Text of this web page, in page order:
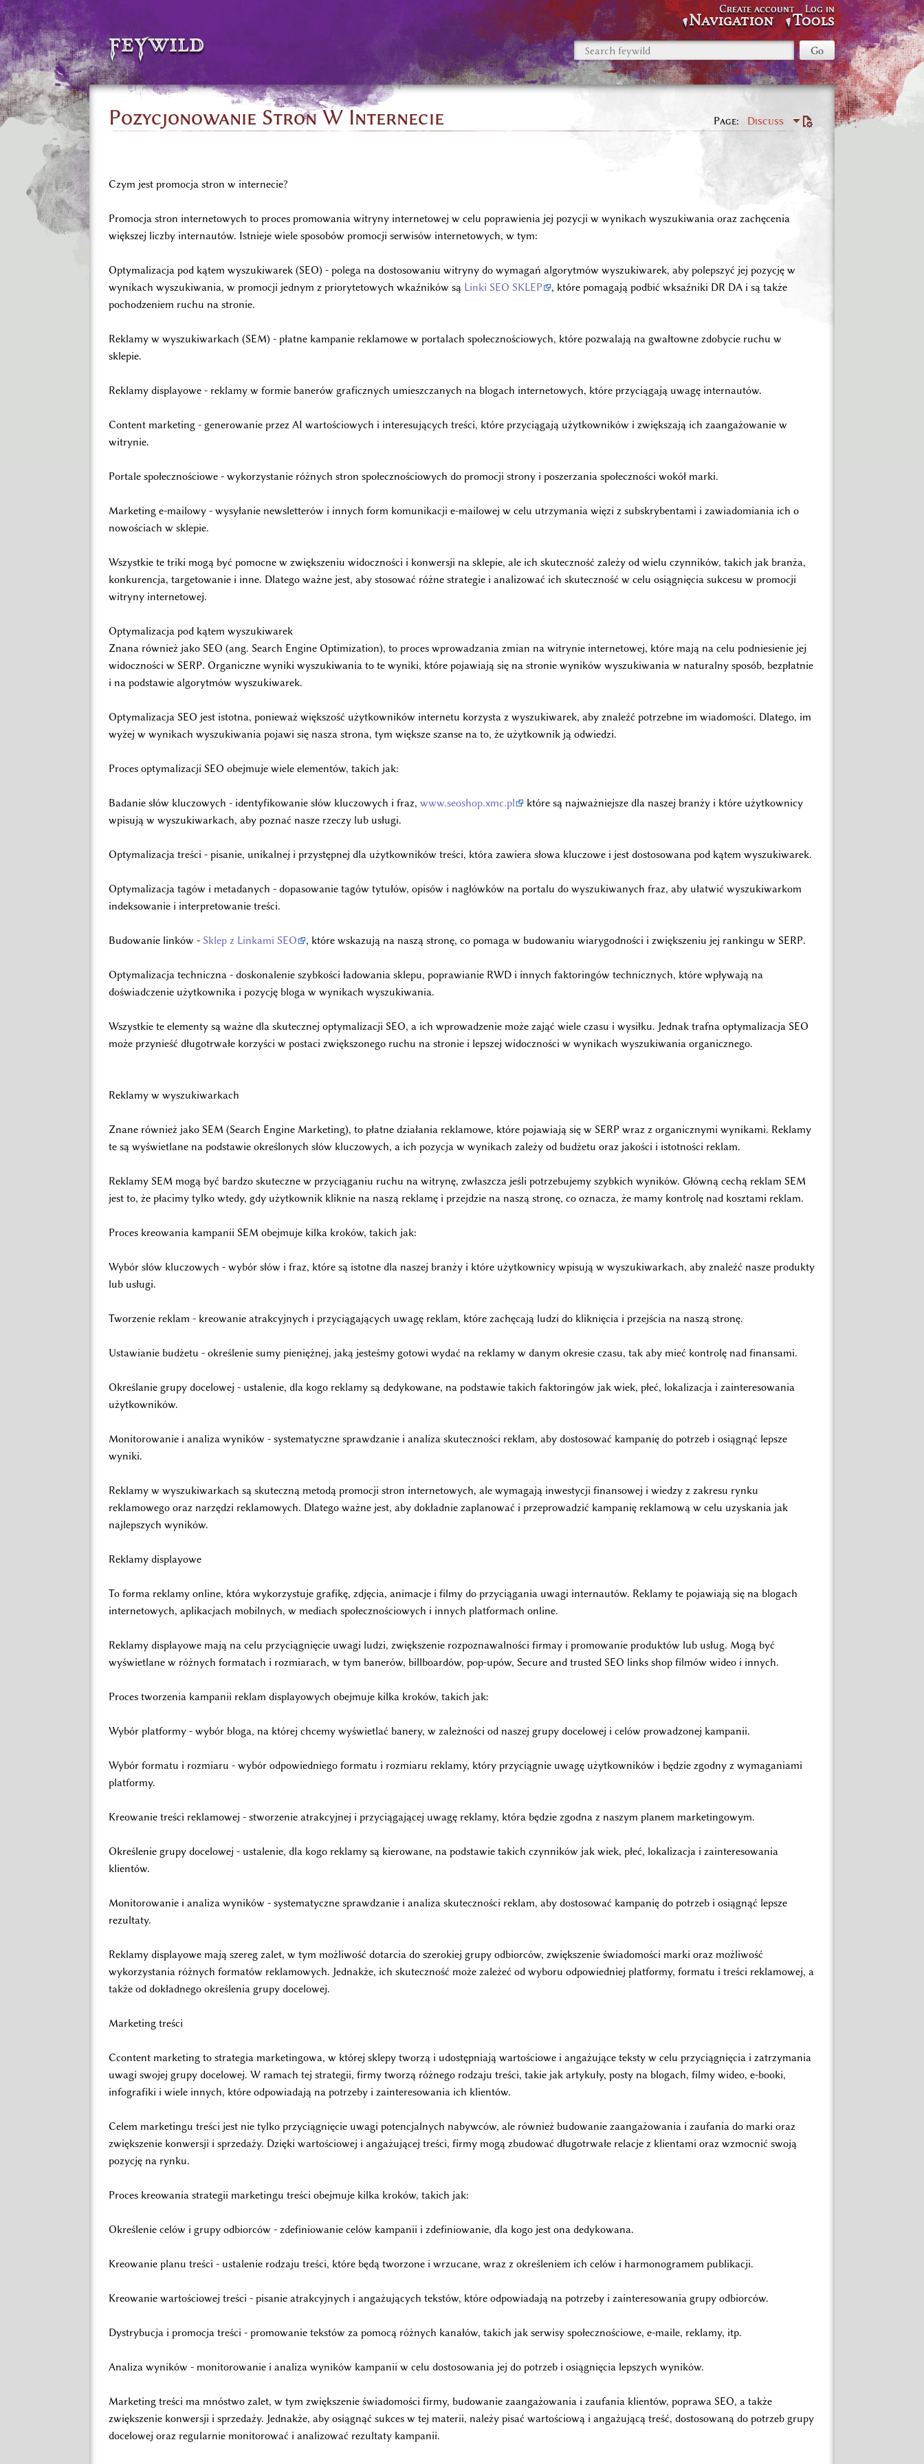
feywild
Navigation Tools
Create account Log in
Page Discuss
Pozycjonowanie Stron W Internecie
Czym jest promocja stron w internecie?
Promocja stron internetowych to proces promowania witryny internetowej w celu poprawienia jej pozycji w wynikach wyszukiwania oraz zachęcenia
większej liczby internautów. Istnieje wiele sposobów promocji serwisów internetowych, w tym:
Optymalizacja pod kątem wyszukiwarek (SEO) - polega na dostosowaniu witryny do wymagań algorytmów wyszukiwarek, aby polepszyć jej pozycję w
wynikach wyszukiwania, w promocji jednym z priorytetowych wkaźników są Linki SEO SKLEP
, które pomagają podbić wksaźniki DR DA i są także
pochodzeniem ruchu na stronie.
Reklamy w wyszukiwarkach (SEM) - płatne kampanie reklamowe w portalach społecznościowych, które pozwalają na gwałtowne zdobycie ruchu w
sklepie.
Reklamy displayowe - reklamy w formie banerów graficznych umieszczanych na blogach internetowych, które przyciągają uwagę internautów.
Content marketing - generowanie przez AI wartościowych i interesujących treści, które przyciągają użytkowników i zwiększają ich zaangażowanie w
witrynie.
Portale społecznościowe - wykorzystanie różnych stron społecznościowych do promocji strony i poszerzania społeczności wokół marki.
Marketing e-mailowy - wysyłanie newsletterów i innych form komunikacji e-mailowej w celu utrzymania więzi z subskrybentami i zawiadomiania ich o
nowościach w sklepie.
Wszystkie te triki mogą być pomocne w zwiększeniu widoczności i konwersji na sklepie, ale ich skuteczność zależy od wielu czynników, takich jak branża,
konkurencja, targetowanie i inne. Dlatego ważne jest, aby stosować różne strategie i analizować ich skuteczność w celu osiągnięcia sukcesu w promocji
witryny internetowej.
Optymalizacja pod kątem wyszukiwarek
Znana również jako SEO (ang. Search Engine Optimization), to proces wprowadzania zmian na witrynie internetowej, które mają na celu podniesienie jej
widoczności w SERP. Organiczne wyniki wyszukiwania to te wyniki, które pojawiają się na stronie wyników wyszukiwania w naturalny sposób, bezpłatnie
i na podstawie algorytmów wyszukiwarek.
Optymalizacja SEO jest istotna, ponieważ większość użytkowników internetu korzysta z wyszukiwarek, aby znaleźć potrzebne im wiadomości. Dlatego, im
wyżej w wynikach wyszukiwania pojawi się nasza strona, tym większe szanse na to, że użytkownik ją odwiedzi.
Proces optymalizacji SEO obejmuje wiele elementów, takich jak:
Badanie słów kluczowych - identyfikowanie słów kluczowych i fraz, www.seoshop.xmc.pl
które są najważniejsze dla naszej branży i które użytkownicy
wpisują w wyszukiwarkach, aby poznać nasze rzeczy lub usługi.
Optymalizacja treści - pisanie, unikalnej i przystępnej dla użytkowników treści, która zawiera słowa kluczowe i jest dostosowana pod kątem wyszukiwarek.
Optymalizacja tagów i metadanych - dopasowanie tagów tytułów, opisów i nagłówków na portalu do wyszukiwanych fraz, aby ułatwić wyszukiwarkom
indeksowanie i interpretowanie treści.
Budowanie linków - Sklep z Linkami SEO , które wskazują na naszą stronę, co pomaga w budowaniu wiarygodności i zwiększeniu jej rankingu w SERP.
Optymalizacja techniczna - doskonalenie szybkości ładowania sklepu, poprawianie RWD i innych faktoringów technicznych, które wpływają na
doświadczenie użytkownika i pozycję bloga w wynikach wyszukiwania.
Wszystkie te elementy są ważne dla skutecznej optymalizacji SEO, a ich wprowadzenie może zająć wiele czasu i wysiłku. Jednak trafna optymalizacja SEO
może przynieść długotrwałe korzyści w postaci zwiększonego ruchu na stronie i lepszej widoczności w wynikach wyszukiwania organicznego.
Reklamy w wyszukiwarkach
Znane również jako SEM (Search Engine Marketing), to płatne działania reklamowe, które pojawiają się w SERP wraz z organicznymi wynikami. Reklamy
te są wyświetlane na podstawie określonych słów kluczowych, a ich pozycja w wynikach zależy od budżetu oraz jakości i istotności reklam.
Reklamy SEM mogą być bardzo skuteczne w przyciąganiu ruchu na witrynę, zwłaszcza jeśli potrzebujemy szybkich wyników. Główną cechą reklam SEM
jest to, że płacimy tylko wtedy, gdy użytkownik kliknie na naszą reklamę i przejdzie na naszą stronę, co oznacza, że mamy kontrolę nad kosztami reklam.
Proces kreowania kampanii SEM obejmuje kilka kroków, takich jak:
Wybór słów kluczowych - wybór słów i fraz, które są istotne dla naszej branży i które użytkownicy wpisują w wyszukiwarkach, aby znaleźć nasze produkty
lub usługi.
Tworzenie reklam - kreowanie atrakcyjnych i przyciągających uwagę reklam, które zachęcają ludzi do kliknięcia i przejścia na naszą stronę.
Ustawianie budżetu - określenie sumy pieniężnej, jaką jesteśmy gotowi wydać na reklamy w danym okresie czasu, tak aby mieć kontrolę nad finansami.
Określanie grupy docelowej - ustalenie, dla kogo reklamy są dedykowane, na podstawie takich faktoringów jak wiek, płeć, lokalizacja i zainteresowania
użytkowników.
Monitorowanie i analiza wyników - systematyczne sprawdzanie i analiza skuteczności reklam, aby dostosować kampanię do potrzeb i osiągnąć lepsze
wyniki.
Reklamy w wyszukiwarkach są skuteczną metodą promocji stron internetowych, ale wymagają inwestycji finansowej i wiedzy z zakresu rynku
reklamowego oraz narzędzi reklamowych. Dlatego ważne jest, aby dokładnie zaplanować i przeprowadzić kampanię reklamową w celu uzyskania jak
najlepszych wyników.
Reklamy displayowe
To forma reklamy online, która wykorzystuje grafikę, zdjęcia, animacje i filmy do przyciągania uwagi internautów. Reklamy te pojawiają się na blogach
internetowych, aplikacjach mobilnych, w mediach społecznościowych i innych platformach online.
Reklamy displayowe mają na celu przyciągnięcie uwagi ludzi, zwiększenie rozpoznawalności firmay i promowanie produktów lub usług. Mogą być
wyświetlane w różnych formatach i rozmiarach, w tym banerów, billboardów, pop-upów, Secure and trusted SEO links shop filmów wideo i innych.
Proces tworzenia kampanii reklam displayowych obejmuje kilka kroków, takich jak:
Wybór platformy - wybór bloga, na której chcemy wyświetlać banery, w zależności od naszej grupy docelowej i celów prowadzonej kampanii.
Wybór formatu i rozmiaru - wybór odpowiedniego formatu i rozmiaru reklamy, który przyciągnie uwagę użytkowników i będzie zgodny z wymaganiami
platformy.
Kreowanie treści reklamowej - stworzenie atrakcyjnej i przyciągającej uwagę reklamy, która będzie zgodna z naszym planem marketingowym.
Określenie grupy docelowej - ustalenie, dla kogo reklamy są kierowane, na podstawie takich czynników jak wiek, płeć, lokalizacja i zainteresowania
klientów.
Monitorowanie i analiza wyników - systematyczne sprawdzanie i analiza skuteczności reklam, aby dostosować kampanię do potrzeb i osiągnąć lepsze
rezultaty.
Reklamy displayowe mają szereg zalet, w tym możliwość dotarcia do szerokiej grupy odbiorców, zwiększenie świadomości marki oraz możliwość
wykorzystania różnych formatów reklamowych. Jednakże, ich skuteczność może zależeć od wyboru odpowiedniej platformy, formatu i treści reklamowej, a
także od dokładnego określenia grupy docelowej.
Marketing treści
Ccontent marketing to strategia marketingowa, w której sklepy tworzą i udostępniają wartościowe i angażujące teksty w celu przyciągnięcia i zatrzymania
uwagi swojej grupy docelowej. W ramach tej strategii, firmy tworzą różnego rodzaju treści, takie jak artykuły, posty na blogach, filmy wideo, e-booki,
infografiki i wiele innych, które odpowiadają na potrzeby i zainteresowania ich klientów.
Celem marketingu treści jest nie tylko przyciągnięcie uwagi potencjalnych nabywców, ale również budowanie zaangażowania i zaufania do marki oraz
zwiększenie konwersji i sprzedaży. Dzięki wartościowej i angażującej treści, firmy mogą zbudować długotrwałe relacje z klientami oraz wzmocnić swoją
pozycję na rynku.
Proces kreowania strategii marketingu treści obejmuje kilka kroków, takich jak:
Określenie celów i grupy odbiorców - zdefiniowanie celów kampanii i zdefiniowanie, dla kogo jest ona dedykowana.
Kreowanie planu treści - ustalenie rodzaju treści, które będą tworzone i wrzucane, wraz z określeniem ich celów i harmonogramem publikacji.
Kreowanie wartościowej treści - pisanie atrakcyjnych i angażujących tekstów, które odpowiadają na potrzeby i zainteresowania grupy odbiorców.
Dystrybucja i promocja treści - promowanie tekstów za pomocą różnych kanałów, takich jak serwisy społecznościowe, e-maile, reklamy, itp.
Analiza wyników - monitorowanie i analiza wyników kampanii w celu dostosowania jej do potrzeb i osiągnięcia lepszych wyników.
Marketing treści ma mnóstwo zalet, w tym zwiększenie świadomości firmy, budowanie zaangażowania i zaufania klientów, poprawa SEO, a także
zwiększenie konwersji i sprzedaży. Jednakże, aby osiągnąć sukces w tej materii, należy pisać wartościową i angażującą treść, dostosowaną do potrzeb grupy
docelowej oraz regularnie monitorować i analizować rezultaty kampanii.